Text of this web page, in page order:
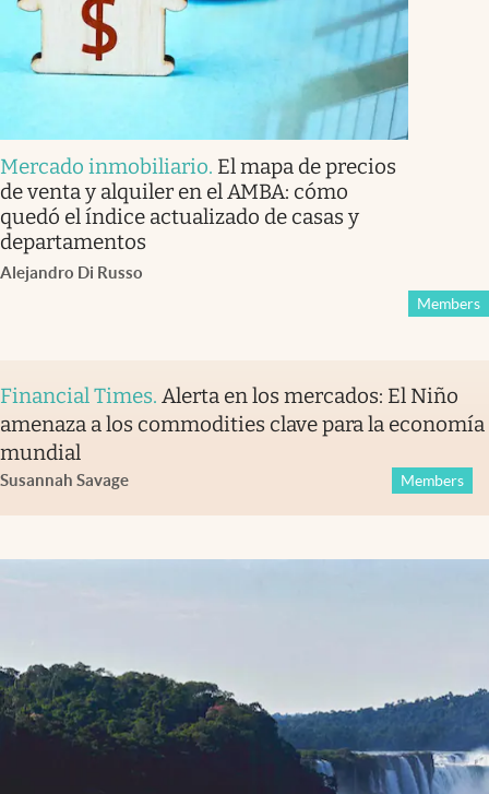
Mercado inmobiliario. El mapa de precios
de venta y alquiler en el AMBA: cómo
quedó el índice actualizado de casas y
departamentos
Alejandro Di Russo
Members
Financial Times. Alerta en los mercados: El Niño
amenaza a los commodities clave para la economía
mundial
Susannah Savage Members